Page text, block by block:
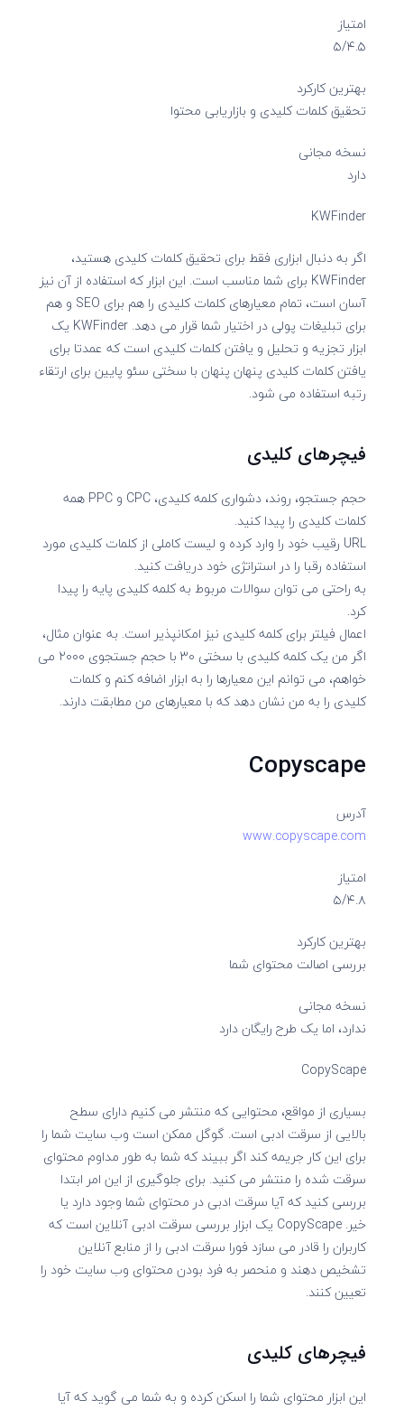
امتیاز
۵/۴.۵
بهترین کارکرد
تحقیق کلمات کلیدی و بازاریابی محتوا
نسخه مجانی
دارد
KWFinder
اگر به دنبال ابزاری فقط برای تحقیق کلمات کلیدی هستید،
KWFinder برای شما مناسب است. این ابزار که استفاده از آن نیز
آسان است، تمام معیارهای کلمات کلیدی را هم برای SEO و هم
برای تبلیغات پولی در اختیار شما قرار می دهد. KWFinder یک
ابزار تجزیه و تحلیل و یافتن کلمات کلیدی است که عمدتا برای
یافتن کلمات کلیدی پنهان پنهان با سختی سئو پایین برای ارتقاء
رتبه استفاده می شود.
فیچرهای کلیدی
حجم جستجو، روند، دشواری کلمه کلیدی، CPC و PPC همه
کلمات کلیدی را پیدا کنید.
URL رقیب خود را وارد کرده و لیست کاملی از کلمات کلیدی مورد
استفاده رقبا را در استراتژی خود دریافت کنید.
به راحتی می توان سوالات مربوط به کلمه کلیدی پایه را پیدا
کرد.
اعمال فیلتر برای کلمه کلیدی نیز امکانپذیر است. به عنوان مثال،
اگر من یک کلمه کلیدی با سختی ۳۰ با حجم جستجوی ۲۰۰۰ می
خواهم، می توانم این معیارها را به ابزار اضافه کنم و کلمات
کلیدی را به من نشان دهد که با معیارهای من مطابقت دارند.
Copyscape
آدرس
www.copyscape.com
امتیاز
۵/۴.۸
بهترین کارکرد
بررسی اصالت محتوای شما
نسخه مجانی
ندارد، اما یک طرح رایگان دارد
CopyScape
بسیاری از مواقع، محتوایی که منتشر می کنیم دارای سطح
بالایی از سرقت ادبی است. گوگل ممکن است وب سایت شما را
برای این کار جریمه کند اگر ببیند که شما به طور مداوم محتوای
سرقت شده را منتشر می کنید. برای جلوگیری از این امر ابتدا
بررسی کنید که آیا سرقت ادبی در محتوای شما وجود دارد یا
خیر. CopyScape یک ابزار بررسی سرقت ادبی آنلاین است که
کاربران را قادر می سازد فورا سرقت ادبی را از منابع آنلاین
تشخیص دهند و منحصر به فرد بودن محتوای وب سایت خود را
تعیین کنند.
فیچرهای کلیدی
این ابزار محتوای شما را اسکن کرده و به شما می گوید که آیا